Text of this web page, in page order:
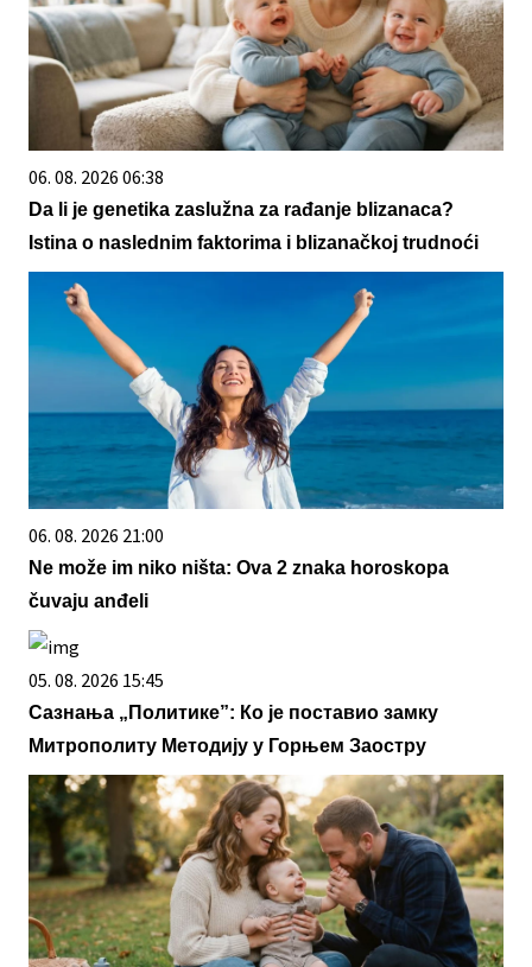
06. 08. 2026 06:38
Da li je genetika zaslužna za rađanje blizanaca?
Istina o naslednim faktorima i blizanačkoj trudnoći
06. 08. 2026 21:00
Ne može im niko ništa: Ova 2 znaka horoskopa
čuvaju anđeli
05. 08. 2026 15:45
Сазнања „Политике”: Ко је поставио замку
Митрополиту Методију у Горњем Заостру